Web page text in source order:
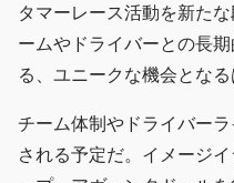
タマーレース活動を新た
ームやドライバーとの長
る、ユニークな機会となる
チーム体制やドライバー
される予定だ。イメージ